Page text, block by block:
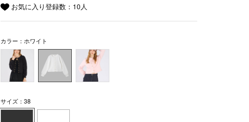
お気に入り登録数： 10人
カラー：ホワイト
サイズ：38